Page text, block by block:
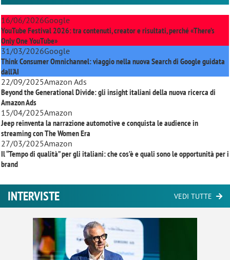
16/06/2026Google
YouTube Festival 2026: tra contenuti, creator e risultati, perché «There’s
Only One YouTube»
31/03/2026Google
Think Consumer Omnichannel: viaggio nella nuova Search di Google guidata
dall'AI
22/09/2025Amazon Ads
Beyond the Generational Divide: gli insight italiani della nuova ricerca di
Amazon Ads
15/04/2025Amazon
Jeep reinventa la narrazione automotive e conquista le audience in
streaming conThe Women Era
27/03/2025Amazon
Il “Tempo di qualità” per gli italiani: che cos’è e quali sono le opportunità per i
brand
INTERVISTE VEDI TUTTE